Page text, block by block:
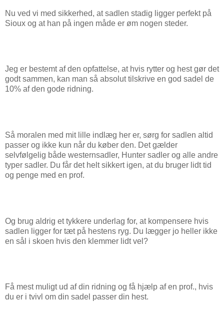
Nu ved vi med sikkerhed, at sadlen stadig ligger perfekt på
Sioux og at han på ingen måde er øm nogen steder.
Jeg er bestemt af den opfattelse, at hvis rytter og hest gør det
godt sammen, kan man så absolut tilskrive en god sadel de
10% af den gode ridning.
Så moralen med mit lille indlæg her er, sørg for sadlen altid
passer og ikke kun når du køber den. Det gælder
selvfølgelig både westernsadler, Hunter sadler og alle andre
typer sadler. Du får det helt sikkert igen, at du bruger lidt tid
og penge med en prof.
Og brug aldrig et tykkere underlag for, at kompensere hvis
sadlen ligger for tæt på hestens ryg. Du lægger jo heller ikke
en sål i skoen hvis den klemmer lidt vel?
Få mest muligt ud af din ridning og få hjælp af en prof., hvis
du er i tvivl om din sadel passer din hest.